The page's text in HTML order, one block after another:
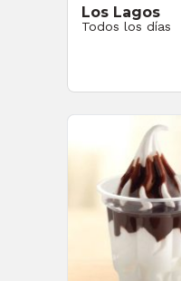
Los Lagos
Todos los días